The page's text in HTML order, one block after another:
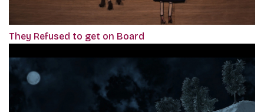
They Refused to get on Board